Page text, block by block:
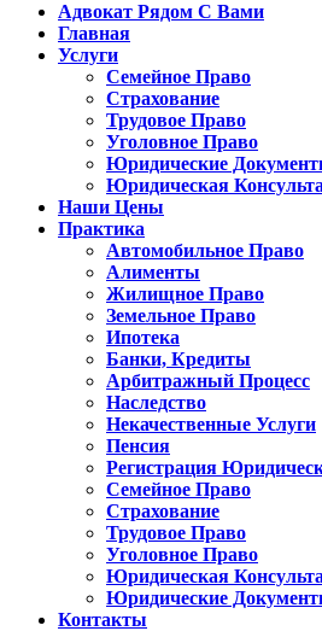
Адвокат Рядом С Вами
Главная
Услуги
Семейное Право
Страхование
Трудовое Право
Уголовное Право
Юридические
Юридическая
Наши Цены
Практика
Автомобильное Право
Алименты
Жилищное Право
Земельное Право
Ипотека
Банки, Кредиты
Арбитражный Процесс
Наследство
Некачественные Услуги
Пенсия
Регистрация
Семейное Право
Страхование
Трудовое Право
Уголовное Право
Юридическая
Юридические
Контакты